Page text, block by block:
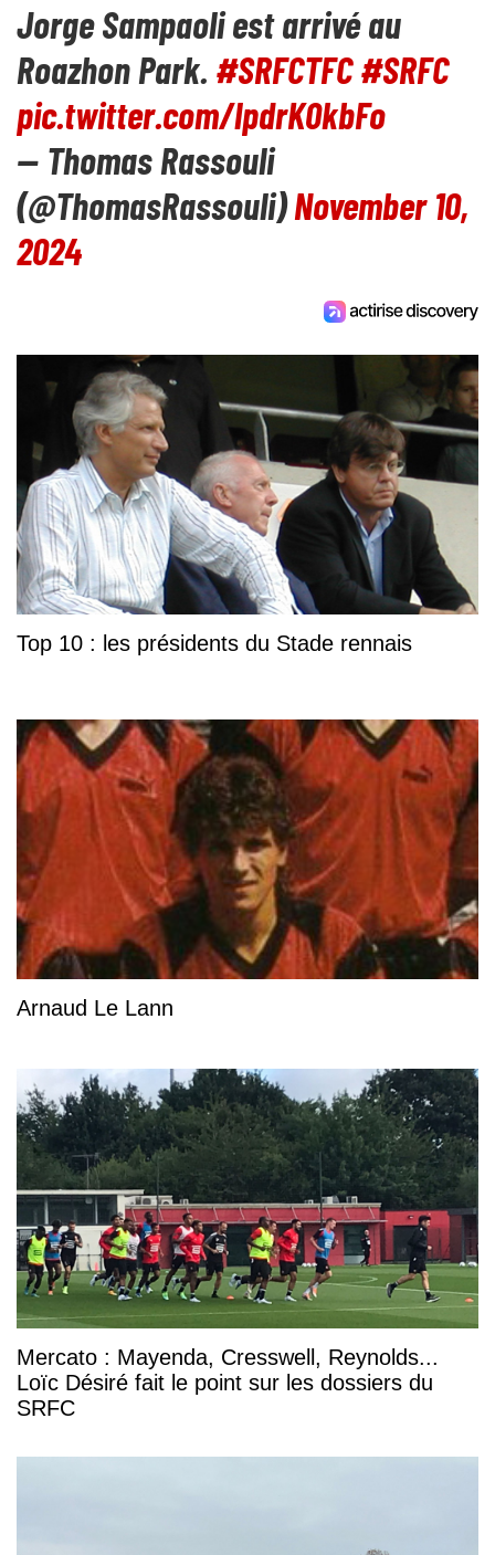
Jorge Sampaoli est arrivé au
Roazhon Park. #SRFCTFC#SRFC
pic.twitter.com/lpdrK0kbFo
— Thomas Rassouli
(@ThomasRassouli)November 10,
2024
Top 10 : les présidents du Stade rennais
Arnaud Le Lann
Mercato : Mayenda, Cresswell, Reynolds...
Loïc Désiré fait le point sur les dossiers du
SRFC